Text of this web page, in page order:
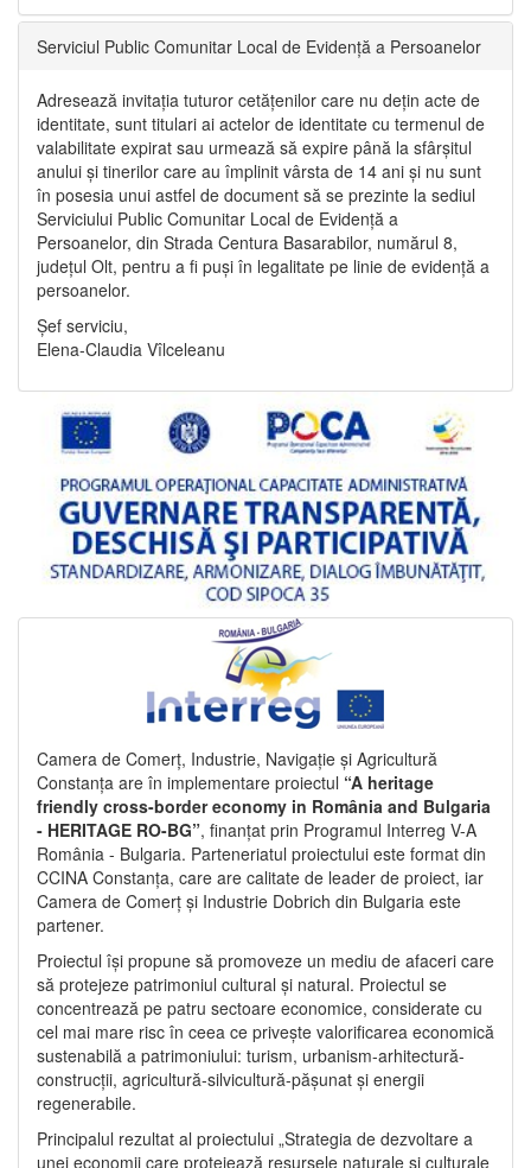
Serviciul Public Comunitar Local de Evidență a Persoanelor
Adresează invitația tuturor cetățenilor care nu dețin acte de
identitate, sunt titulari ai actelor de identitate cu termenul de
valabilitate expirat sau urmează să expire până la sfârșitul
anului și tinerilor care au împlinit vârsta de 14 ani și nu sunt
în posesia unui astfel de document să se prezinte la sediul
Serviciului Public Comunitar Local de Evidență a
Persoanelor, din Strada Centura Basarabilor, numărul 8,
județul Olt, pentru a fi puși în legalitate pe linie de evidență a
persoanelor.
Șef serviciu,
Elena-Claudia Vîlceleanu
Camera de Comerț, Industrie, Navigație și Agricultură
Constanța are în implementare proiectul “A heritage
friendly cross-border economy in România and Bulgaria
- HERITAGE RO-BG”, finanțat prin Programul Interreg V-A
România - Bulgaria. Parteneriatul proiectului este format din
CCINA Constanța, care are calitate de leader de proiect, iar
Camera de Comerț și Industrie Dobrich din Bulgaria este
partener.
Proiectul își propune să promoveze un mediu de afaceri care
să protejeze patrimoniul cultural și natural. Proiectul se
concentrează pe patru sectoare economice, considerate cu
cel mai mare risc în ceea ce privește valorificarea economică
sustenabilă a patrimoniului: turism, urbanism-arhitectură-
construcții, agricultură-silvicultură-pășunat și energii
regenerabile.
Principalul rezultat al proiectului „Strategia de dezvoltare a
unei economii care protejează resursele naturale și culturale